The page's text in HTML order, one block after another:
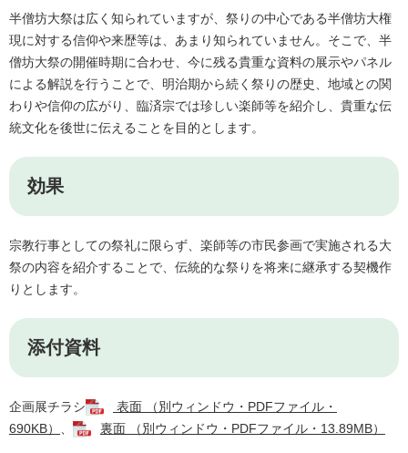
半僧坊大祭は広く知られていますが、祭りの中心である半僧坊大権
現に対する信仰や来歴等は、あまり知られていません。そこで、半
僧坊大祭の開催時期に合わせ、今に残る貴重な資料の展示やパネル
による解説を行うことで、明治期から続く祭りの歴史、地域との関
わりや信仰の広がり、臨済宗では珍しい楽師等を紹介し、貴重な伝
統文化を後世に伝えることを目的とします。
効果
宗教行事としての祭礼に限らず、楽師等の市民参画で実施される大
祭の内容を紹介することで、伝統的な祭りを将来に継承する契機作
りとします。
添付資料
企画展チラシ
表面 （別ウィンドウ・PDFファイル・
690KB）
裏面 （別ウィンドウ・PDFファイル・13.89MB）